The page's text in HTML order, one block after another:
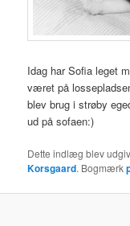
Idag har Sofia leget
været på
blev brug i strøby
ud på sofaen:)
Dette indlæg blev
Korsgaard. Bogmærk